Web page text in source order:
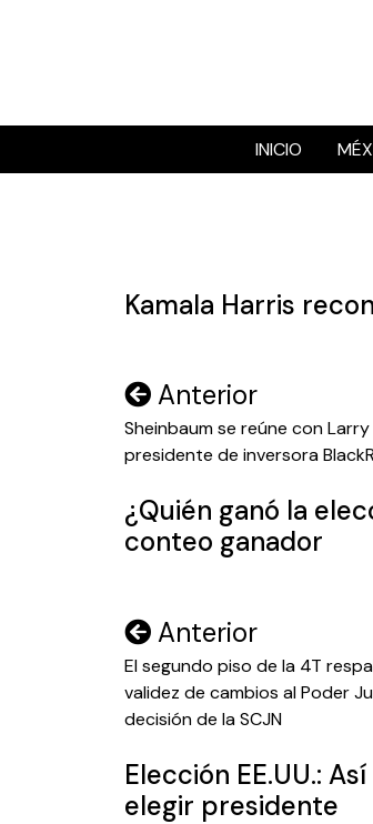
INICIO
Kamala Harris
Navegación
de
entradas
Anterior
Sheinbaum se reúne con Larry
presidente de inversora
¿Quién ganó la
conteo ganador
Navegación
de
entradas
Anterior
El segundo piso de la 4T
validez de cambios al Poder
decisión de la SCJN
Elección EE.UU.:
elegir presidente